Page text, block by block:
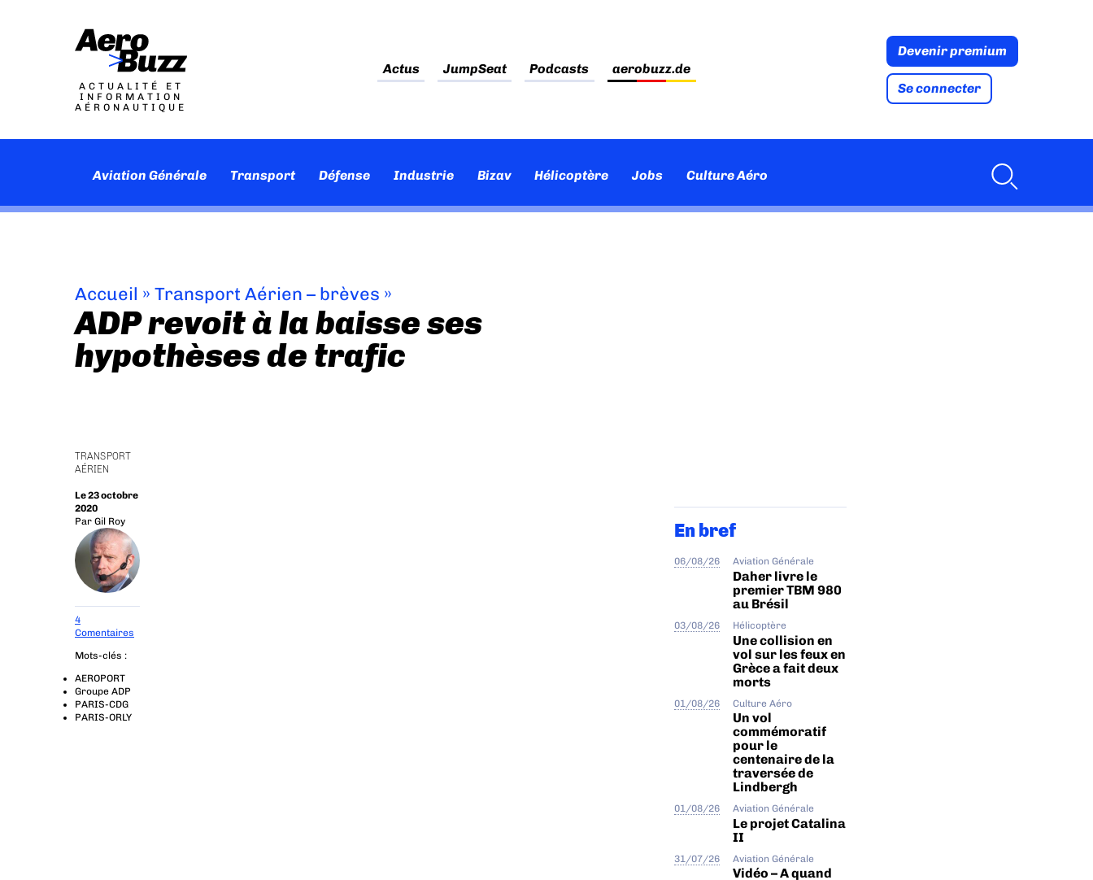
ACTUALITÉ ET
INFORMATION
AÉRONAUTIQUE
Actus JumpSeat Podcasts aerobuzz.de
Devenir premium
Se connecter
Aviation Générale Transport Défense Industrie Bizav Hélicoptère Jobs Culture Aéro
Accueil » Transport Aérien – brèves »
ADP revoit à la baisse ses
hypothèses de trafic
TRANSPORT
AÉRIEN
Le 23 octobre
2020
Par Gil Roy
4
Comentaires
Mots-clés :
AEROPORT
Groupe ADP
PARIS-CDG
PARIS-ORLY
En bref
06/08/26 Aviation Générale
Daher livre le
premier TBM 980
au Brésil
03/08/26 Hélicoptère
Une collision en
vol sur les feux en
Grèce a fait deux
morts
01/08/26 Culture Aéro
Un vol
commémoratif
pour le
centenaire de la
traversée de
Lindbergh
01/08/26 Aviation Générale
Le projet Catalina
II
31/07/26 Aviation Générale
Vidéo – A quand